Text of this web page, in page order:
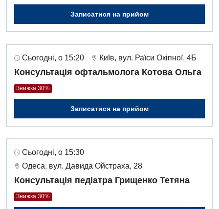
Вакансії
Заходи БПР
Діагностика
Записатися на прийом
Сьогодні, о 15:20 Київ, вул. Раїси Окіпної, 4Б
Консультація офтальмолога Котова Ольга
Знижка 30%
Записатися на прийом
Сьогодні, о 15:30
Одеса, вул. Давида Ойстраха, 28
Консультація педіатра Грищенко Тетяна
Знижка 30%